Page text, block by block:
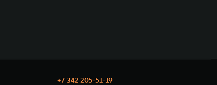
+7 342 205-51-19